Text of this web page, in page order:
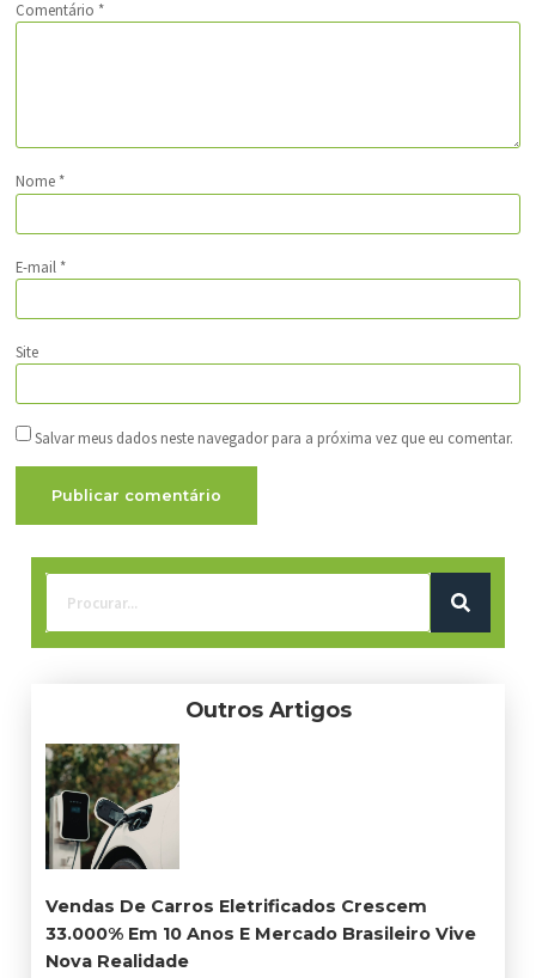
Outros Artigos
Vendas De Carros Eletrificados Crescem
33.000% Em 10 Anos E Mercado Brasileiro Vive
Nova Realidade
Comentário *
Nome *
E-mail *
Site
Salvar meus dados neste navegador para a próxima vez que eu comentar.